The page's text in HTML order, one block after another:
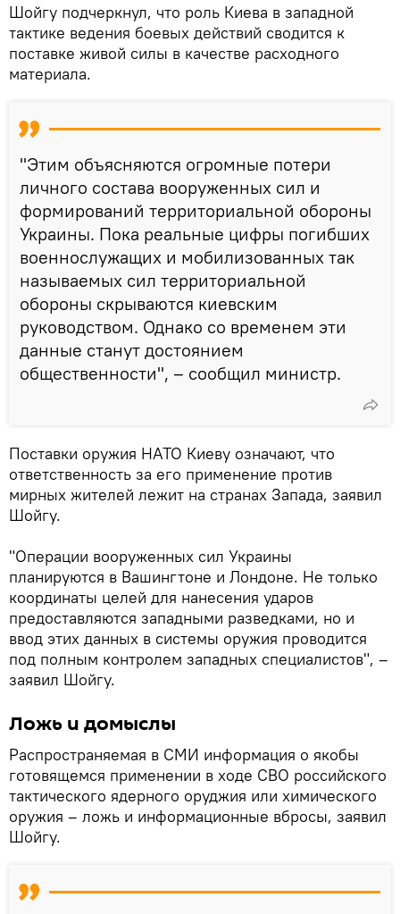
Шойгу подчеркнул, что роль Киева в западной
тактике ведения боевых действий сводится к
поставке живой силы в качестве расходного
материала.
"Этим объясняются огромные потери
личного состава вооруженных сил и
формирований территориальной обороны
Украины. Пока реальные цифры погибших
военнослужащих и мобилизованных так
называемых сил территориальной
обороны скрываются киевским
руководством. Однако со временем эти
данные станут достоянием
общественности", – сообщил министр.
Поставки оружия НАТО Киеву означают, что
ответственность за его применение против
мирных жителей лежит на странах Запада, заявил
Шойгу.
"Операции вооруженных сил Украины
планируются в Вашингтоне и Лондоне. Не только
координаты целей для нанесения ударов
предоставляются западными разведками, но и
ввод этих данных в системы оружия проводится
под полным контролем западных специалистов", –
заявил Шойгу.
Ложь и домыслы
Распространяемая в СМИ информация о якобы
готовящемся применении в ходе СВО российского
тактического ядерного оруджия или химического
оружия – ложь и информационные вбросы, заявил
Шойгу.